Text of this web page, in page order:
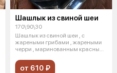
Шашлык из свиной шеи
170\90\30
Шашлык из свиной шеи , с
жареными грибами , жареными
черри , маринованным красным
от 610 ₽